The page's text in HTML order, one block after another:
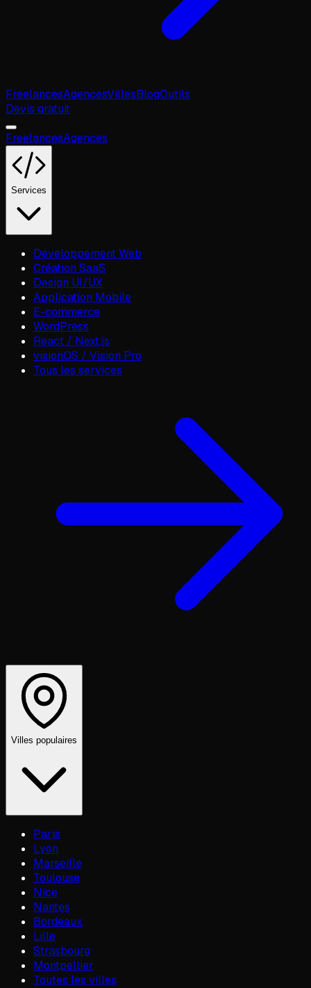
FreelancesAgencesVillesBlogOutils
Devis gratuit
FreelancesAgences
Services
Développement Web
Création SaaS
Design UI/UX
Application Mobile
E-commerce
WordPress
React / Next.js
visionOS / Vision Pro
Tous les services
Villes populaires
Paris
Lyon
Marseille
Toulouse
Nice
Nantes
Bordeaux
Lille
Strasbourg
Montpellier
Toutes les villes